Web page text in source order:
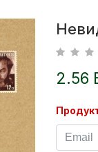
2.56